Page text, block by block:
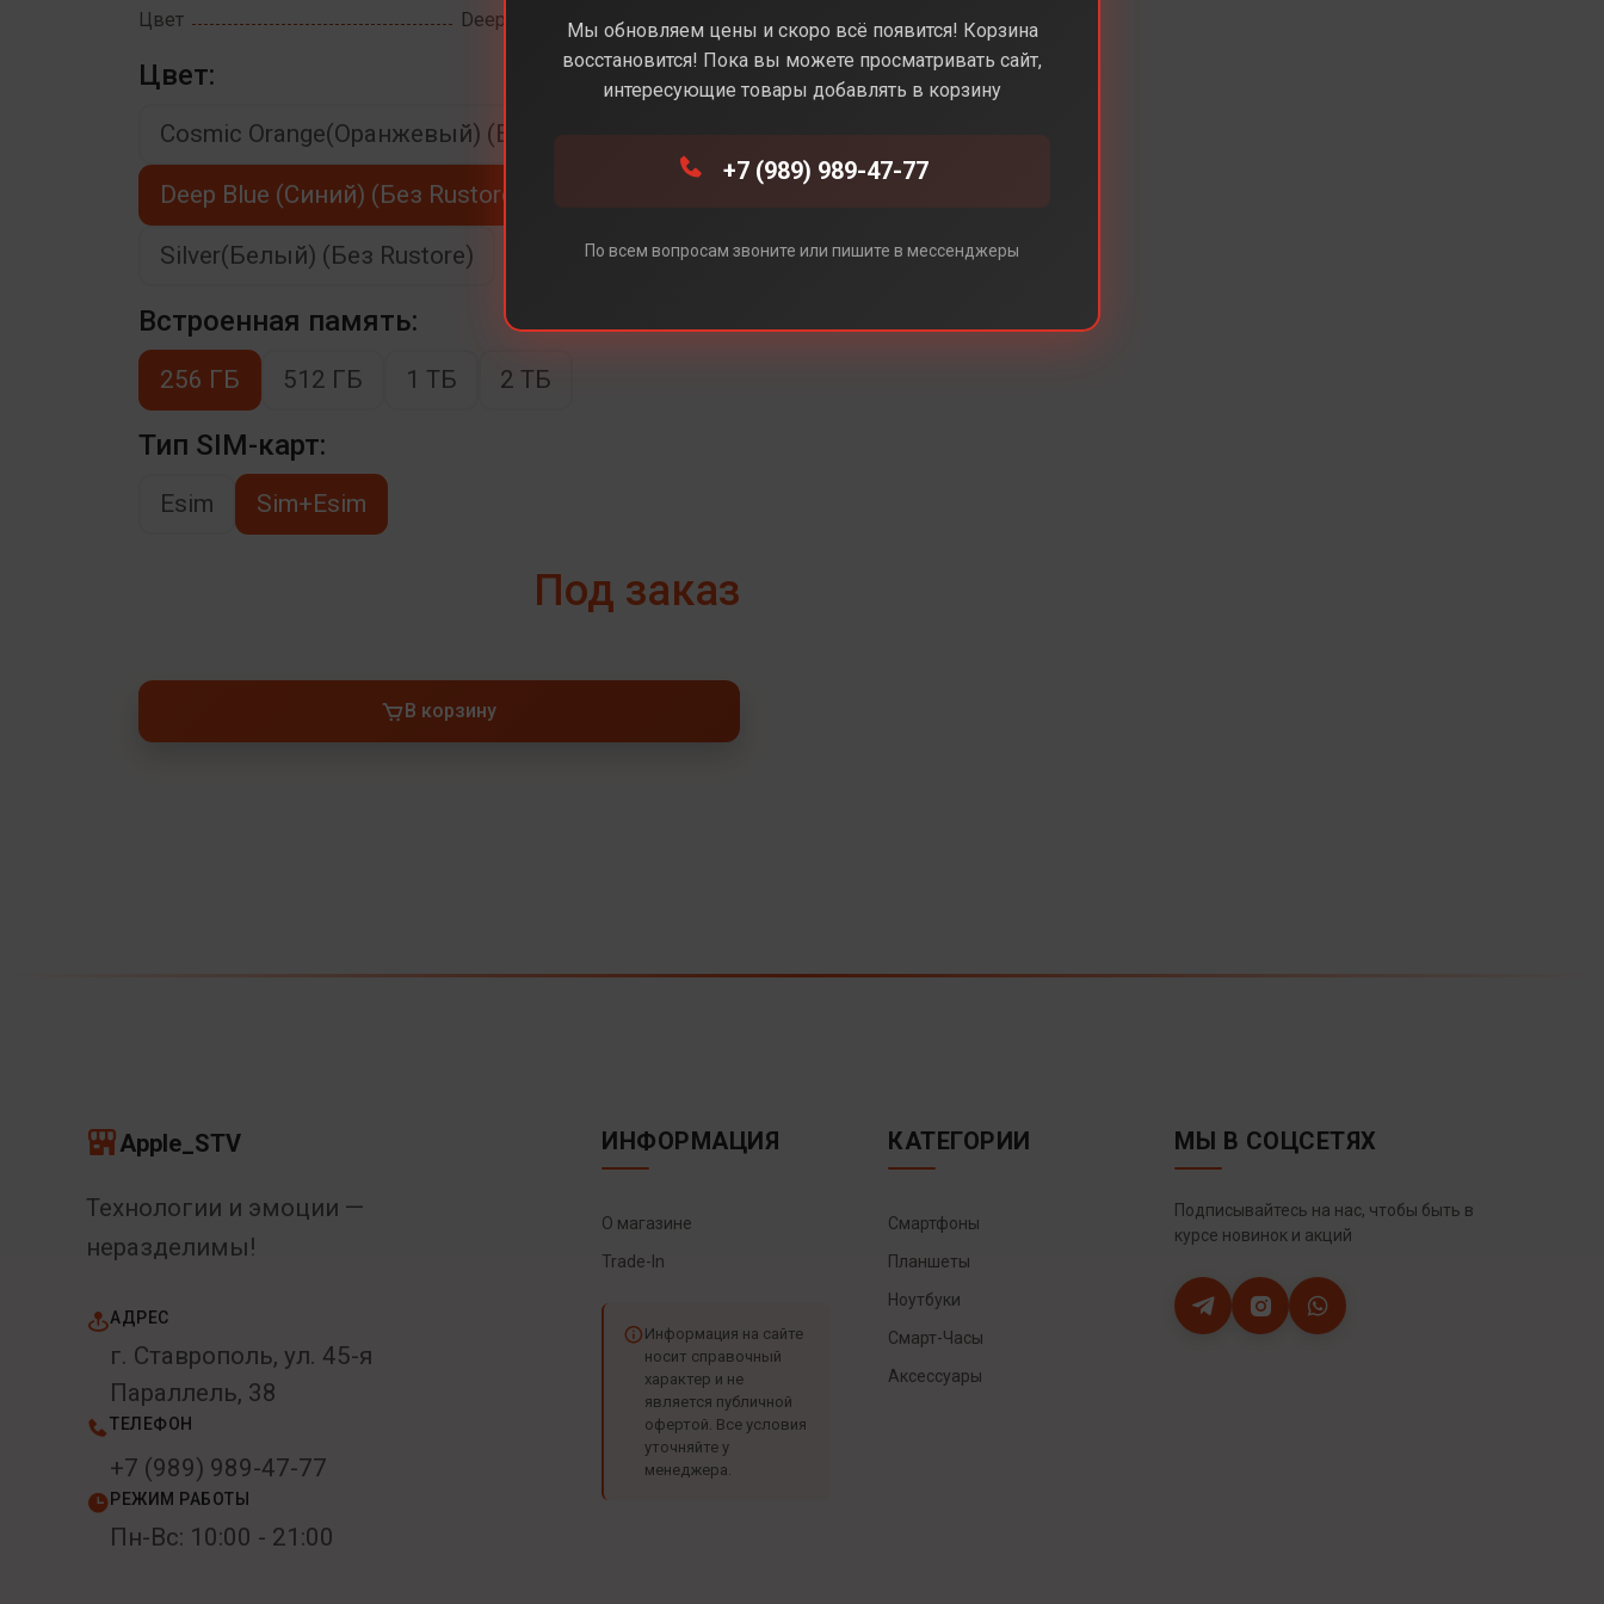
Цвет Deep Blue (Синий) (Без Rustore)
Цвет:
Cosmic Orange(Оранжевый) (Без Rustore)
Deep Blue (Синий) (Без Rustore)
Silver(Белый) (Без Rustore)
Встроенная память:
256 ГБ 512 ГБ 1 ТБ 2 ТБ
Тип SIM-карт:
Esim Sim+Esim
Под заказ
В корзину
Apple_STV
Технологии и эмоции —
неразделимы!
АДРЕС
г. Ставрополь, ул. 45-я
Параллель, 38
ТЕЛЕФОН
+7 (989) 989-47-77
РЕЖИМ РАБОТЫ
Пн-Вс: 10:00 - 21:00
ИНФОРМАЦИЯ
О магазине
Trade-In
Информация на сайте
носит справочный
характер и не
является публичной
офертой. Все условия
уточняйте у
менеджера.
КАТЕГОРИИ
Смартфоны
Планшеты
Ноутбуки
Смарт-Часы
Аксессуары
МЫ В СОЦСЕТЯХ
Подписывайтесь на нас, чтобы быть в
курсе новинок и акций
Мы обновляем цены и скоро всё появится! Корзина
восстановится! Пока вы можете просматривать сайт,
интересующие товары добавлять в корзину
+7 (989) 989-47-77
По всем вопросам звоните или пишите в мессенджеры